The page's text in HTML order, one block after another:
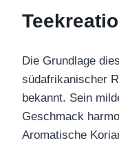
Die Grundlage
südafrikanischer
bekannt. Sein
Geschmack
Aromatische